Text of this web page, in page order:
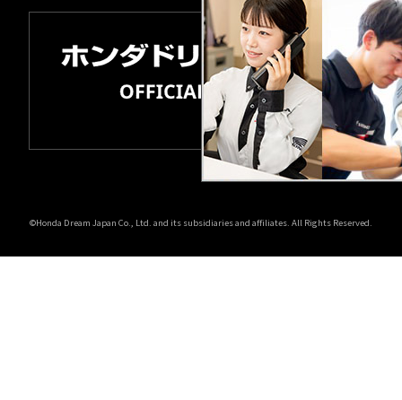
©Honda Dream Japan Co., Ltd. and its subsidiaries and affiliates. All Rights Reserved.